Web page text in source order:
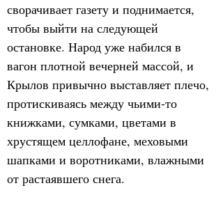
сворачивает газету и поднимается,
чтобы выйти на следующей
остановке. Народ уже набился в
вагон плотной вечерней массой, и
Крылов привычно выставляет плечо,
протискиваясь между чьими-то
книжками, сумками, цветами в
хрустящем целлофане, меховыми
шапками и воротниками, влажными
от растаявшего снега.